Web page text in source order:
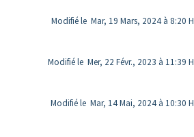
Modifié le Mar, 19 Mars, 2024 à 8:20 H
Modifié le Mer, 22 Févr., 2023 à 11:39 H
Modifié le Mar, 14 Mai, 2024 à 10:30 H